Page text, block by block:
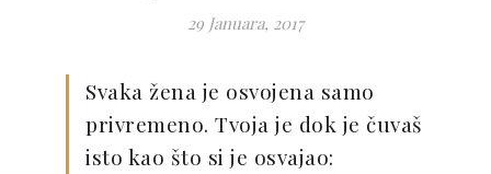
29 Januara, 2017
Svaka žena je osvojena samo
privremeno. Tvoja je dok je čuvaš
isto kao što si je osvajao: